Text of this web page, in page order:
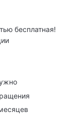
бесплатная!